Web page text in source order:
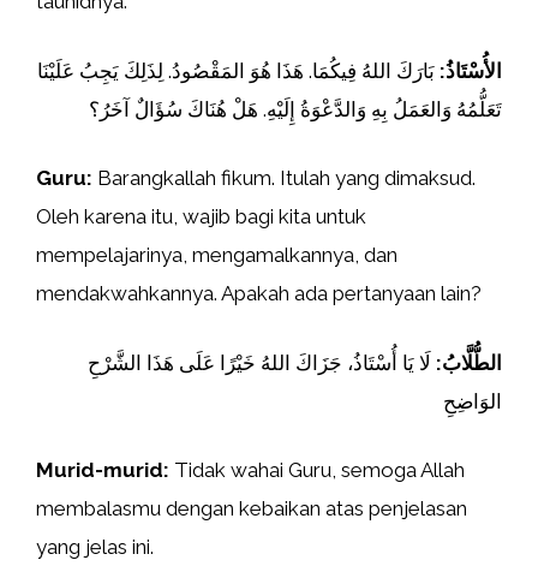
الأُسْتَاذُ: بَارَكَ اللهُ فِيكُمَا. هَذَا هُوَ المَقْصُودُ. لِذَلِكَ يَجِبُ عَلَيْنَا
تَعَلُّمُهُ وَالعَمَلُ بِهِ وَالدَّعْوَةُ إِلَيْهِ. هَلْ هُنَاكَ سُؤَالٌ آخَرُ؟
Guru: Barangkallah fikum. Itulah yang dimaksud.
Oleh karena itu, wajib bagi kita untuk
mempelajarinya, mengamalkannya, dan
mendakwahkannya. Apakah ada pertanyaan lain?
الطُّلَّابُ: لَا يَا أُسْتَاذُ، جَزَاكَ اللهُ خَيْرًا عَلَى هَذَا الشَّرْحِ
الوَاضِحِ
Murid-murid: Tidak wahai Guru, semoga Allah
membalasmu dengan kebaikan atas penjelasan
yang jelas ini.